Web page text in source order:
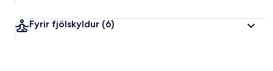
Fyrir fjölskyldur (6)